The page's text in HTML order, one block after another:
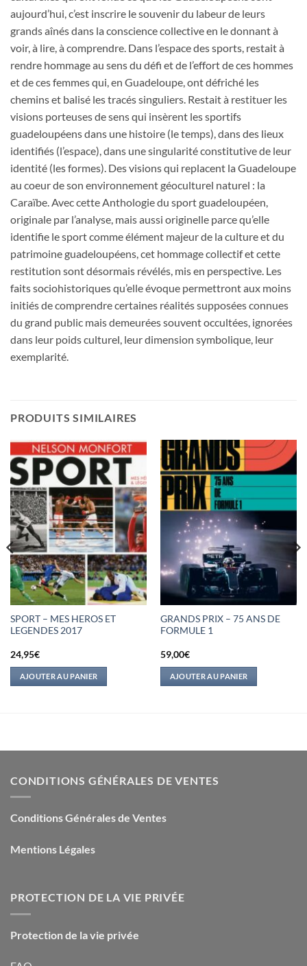
aujourd’hui, c’est inscrire le souvenir du labeur de leurs
grands aînés dans la conscience collective en le donnant à
voir, à lire, à comprendre. Dans l’espace des sports, restait à
rendre hommage au sens du défi et de l’effort de ces hommes
et de ces femmes qui, en Guadeloupe, ont défriché les
chemins et balisé les tracés singuliers. Restait à restituer les
visions porteuses de sens qui insèrent les sportifs
guadeloupéens dans une histoire (le temps), dans des lieux
identifiés (l’espace), dans une singularité constitutive de leur
identité (les formes). Des visions qui replacent la Guadeloupe
au coeur de son environnement géoculturel naturel : la
Caraïbe. Avec cette Anthologie du sport guadeloupéen,
originale par l’analyse, mais aussi originelle parce qu’elle
identifie le sport comme élément majeur de la culture et du
patrimoine guadeloupéens, cet hommage collectif et cette
restitution sont désormais révélés, mis en perspective. Les
faits sociohistoriques qu’elle évoque permettront aux moins
initiés de comprendre certaines réalités supposées connues
du grand public mais demeurées souvent occultées, ignorées
dans leur poids culturel, leur dimension symbolique, leur
exemplarité.
PRODUITS SIMILAIRES
SPORT – MES HEROS ET
LEGENDES 2017
24,95€
AJOUTER AU PANIER
GRANDS PRIX – 75 ANS DE
FORMULE 1
59,00€
AJOUTER AU PANIER
CONDITIONS GÉNÉRALES DE VENTES
Conditions Générales de Ventes
Mentions Légales
PROTECTION DE LA VIE PRIVÉE
Protection de la vie privée